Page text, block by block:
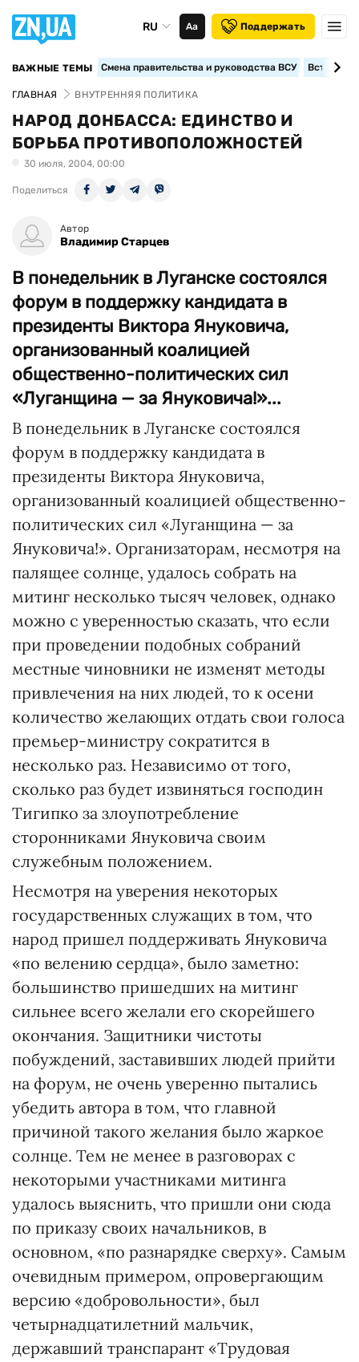
RU Аа Поддержать
ВАЖНЫЕ ТЕМЫ Смена правительства и руководства ВСУ
ГЛАВНАЯ ВНУТРЕННЯЯ ПОЛИТИКА
НАРОД ДОНБАССА: ЕДИНСТВО И
БОРЬБА ПРОТИВОПОЛОЖНОСТЕЙ
30 июля, 2004, 00:00
Поделиться
Автор
Владимир Старцев
В понедельник в Луганске состоялся
форум в поддержку кандидата в
президенты Виктора Януковича,
организованный коалицией
общественно-политических сил
«Луганщина — за Януковича!»...
В понедельник в Луганске состоялся
форум в поддержку кандидата в
президенты Виктора Януковича,
организованный коалицией общественно-
политических сил «Луганщина — за
Януковича!». Организаторам, несмотря на
палящее солнце, удалось собрать на
митинг несколько тысяч человек, однако
можно с уверенностью сказать, что если
при проведении подобных собраний
местные чиновники не изменят методы
привлечения на них людей, то к осени
количество желающих отдать свои голоса
премьер-министру сократится в
несколько раз. Независимо от того,
сколько раз будет извиняться господин
Тигипко за злоупотребление
сторонниками Януковича своим
служебным положением.
Несмотря на уверения некоторых
государственных служащих в том, что
народ пришел поддерживать Януковича
«по велению сердца», было заметно:
большинство пришедших на митинг
сильнее всего желали его скорейшего
окончания. Защитники чистоты
побуждений, заставивших людей прийти
на форум, не очень уверенно пытались
убедить автора в том, что главной
причиной такого желания было жаркое
солнце. Тем не менее в разговорах с
некоторыми участниками митинга
удалось выяснить, что пришли они сюда
по приказу своих начальников, в
основном, «по разнарядке сверху». Самым
очевидным примером, опровергающим
версию «добровольности», был
четырнадцатилетний мальчик,
державший транспарант «Трудовая